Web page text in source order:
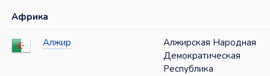
Африка
Алжир
Алжирская Народная
Демократическая
Республика